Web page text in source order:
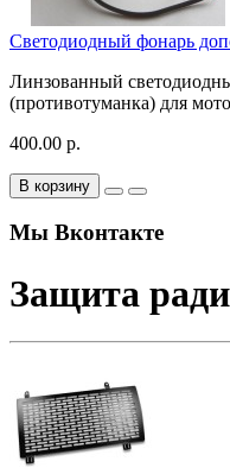
Светодиодный фонарь
Линзованный
(противотуманка) для
400.00 р.
В корзину
Мы Вконтакте
Защита